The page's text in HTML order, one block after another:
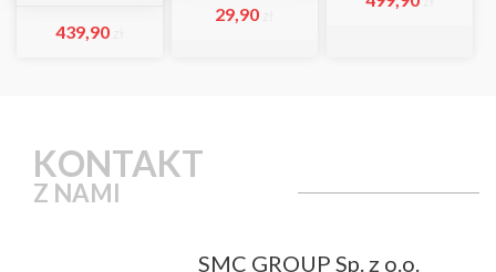
439,90
29,90
KONTAKT
Z NAMI
SMC GROUP Sp. z o.o.